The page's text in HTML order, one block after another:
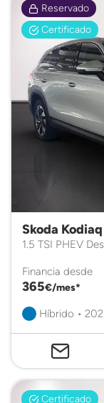
Reservado
Certificado
Skoda Kodiaq
1.5 TSI PHEV
Financia desde
365€/mes*
Híbrido •
Certificado